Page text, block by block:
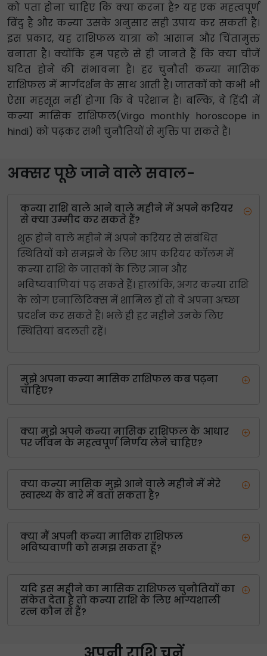
को पता होना चाहिए कि क्या करना है? यह एक महत्वपूर्ण
बिंदु है और कन्या उसके अनुसार सही उपाय कर सकती है।
इस प्रकार, यह राशिफल यात्रा को आसान और चिंतामुक्त
बनाता है। क्योंकि हम पहले से ही जानते हैं कि क्या चीजें
घटित होने की संभावना है। हर चुनौती कन्या मासिक
राशिफल में मार्गदर्शन के साथ आती है। जातकों को कभी भी
ऐसा महसूस नहीं होगा कि वे परेशान हैं। बल्कि, वे हिंदी में
कन्या मासिक राशिफल(Virgo monthly horoscope in
hindi) को पढ़कर सभी चुनौतियों से मुक्ति पा सकते हैं।
अक्सर पूछे जाने वाले सवाल-
कन्या राशि वाले आने वाले महीने में अपने करियर
से क्या उम्मीद कर सकते हैं?
शुरू होने वाले महीने में अपने करियर से संबंधित
स्थितियों को समझने के लिए आप करियर कॉलम में
कन्या राशि के जातकों के लिए ज्ञान और
भविष्यवाणियां पढ़ सकते हैं। हालांकि, अगर कन्या राशि
के लोग एनालिटिक्स में शामिल हों तो वे अपना अच्छा
प्रदर्शन कर सकते हैं। भले ही हर महीने उनके लिए
स्थितियां बदलती रहें।
मुझे अपना कन्या मासिक राशिफल कब पढ़ना
चाहिए?
क्या मुझे अपने कन्या मासिक राशिफल के आधार
पर जीवन के महत्वपूर्ण निर्णय लेने चाहिए?
क्या कन्या मासिक मुझे आने वाले महीने में मेरे
स्वास्थ्य के बारे में बता सकता है?
क्या मैं अपनी कन्या मासिक राशिफल
भविष्यवाणी को समझ सकता हूँ?
यदि इस महीने का मासिक राशिफल चुनौतियों का
संकेत देता है तो कन्या राशि के लिए भाग्यशाली
रत्न कौन से हैं?